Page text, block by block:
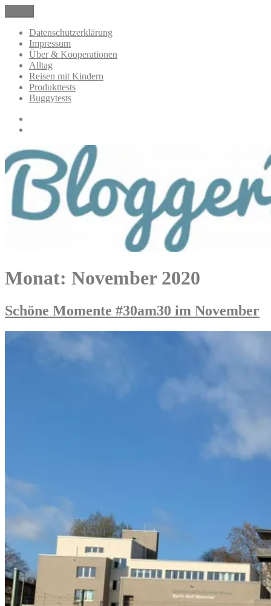
Inhalt
springen
BloggerMumOf3Boys Mamablog
Mamablog über das Leben mit drei Kindern mit Produkttests und
Alltagsthemen
Datenschutzerklärung
Impressum
Über & Kooperationen
Alltag
Reisen mit Kindern
Produkttests
Buggytests
Monat: November 2020
Schöne Momente #30am30 im November